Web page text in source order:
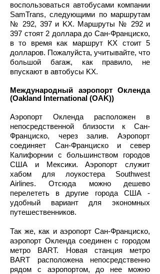
воспользоваться автобусами компании
SamTrans, следующими по маршрутам
№ 292, 397 и KX. Маршруты № 292 и
397 стоят 2 доллара до Сан-Франциско,
в то время как маршрут KX стоит 5
долларов. Пожалуйста, учитывайте, что
большой багаж, как правило, не
впускают в автобусы KX.
Международный аэропорт Окленда
(Oakland International (OAK))
Аэропорт Окленда расположен в
непосредственной близости к Сан-
Франциско, через залив. Аэропорт
соединяет Сан-Франциско и север
Калифорнии с большинством городов
США и Мексики. Аэропорт служит
хабом для лоукостера Southwest
Airlines. Отсюда можно дешево
перелететь в другие города США -
удобный вариант для экономных
путешественников.
Так же, как и аэропорт Сан-Франциско,
аэропорт Окленда соединен с городом
метро BART. Новая станция метро
BART расположена непосредственно
рядом с аэропортом, до нее можно